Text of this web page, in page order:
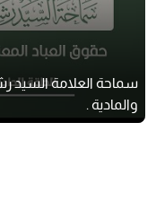
سماحة العلامة السيد
والمادية .